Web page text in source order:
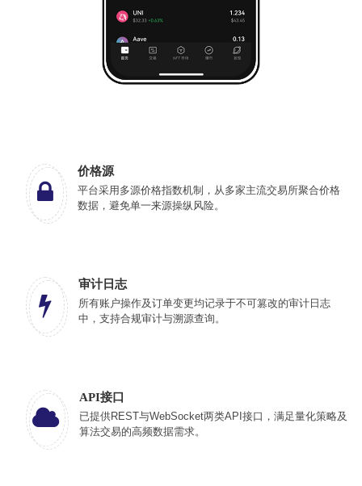
价格源
平台采用多源价格指数机制，从多家主流交易所聚合价格
数据，避免单一来源操纵风险。
审计日志
所有账户操作及订单变更均记录于不可篡改的审计日志
中，支持合规审计与溯源查询。
API接口
已提供REST与WebSocket两类API接口，满足量化策略及
算法交易的高频数据需求。